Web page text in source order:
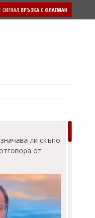
ВРЪЗКА С ФЛАГМАН
ли скъпо
от